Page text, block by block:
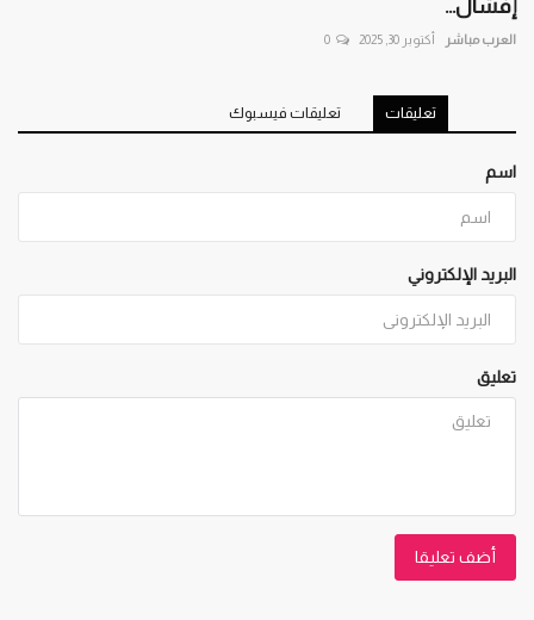
إفشال...
العرب مباشر أكتوبر 30, 2025 0
تعليقات تعليقات فيسبوك
اسم
البريد الإلكتروني
تعليق
أضف تعليقا